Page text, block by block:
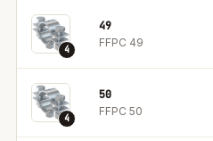
4
49
FFPC 49
4
50
FFPC 50